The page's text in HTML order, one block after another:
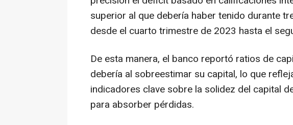
superior al que debería haber tenido durante
desde el cuarto trimestre de 2023 hasta el
De esta manera, el banco reportó ratios de
debería al sobreestimar su capital, lo que
indicadores clave sobre la solidez del capital
para absorber pérdidas.